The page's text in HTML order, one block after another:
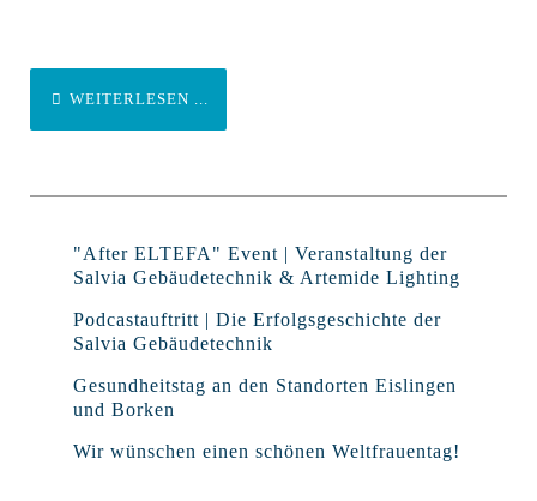
WEITERLESEN ...
"After ELTEFA" Event | Veranstaltung der
Salvia Gebäudetechnik & Artemide Lighting
Podcastauftritt | Die Erfolgsgeschichte der
Salvia Gebäudetechnik
Gesundheitstag an den Standorten Eislingen
und Borken
Wir wünschen einen schönen Weltfrauentag!